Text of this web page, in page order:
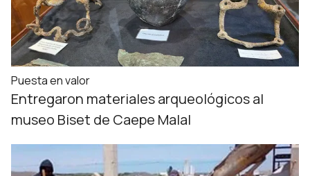
Puesta en valor
Entregaron materiales arqueológicos al
museo Biset de Caepe Malal